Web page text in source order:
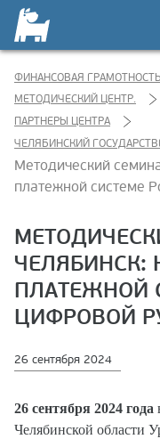
ФИНАНСОВАЯ
МЕТОДИЧЕСКИЙ ЦЕНТР.
ПАРТНЕРЫ ЦЕНТРА
ЧЕЛЯБИНСКИЙ
Методический
платежной системе
ЧЕЛЯБИНСК:
ПЛАТЕЖНОЙ
ЦИФРОВОЙ
26 сентября 2024
26 сентября 2024 года
Челябинской области